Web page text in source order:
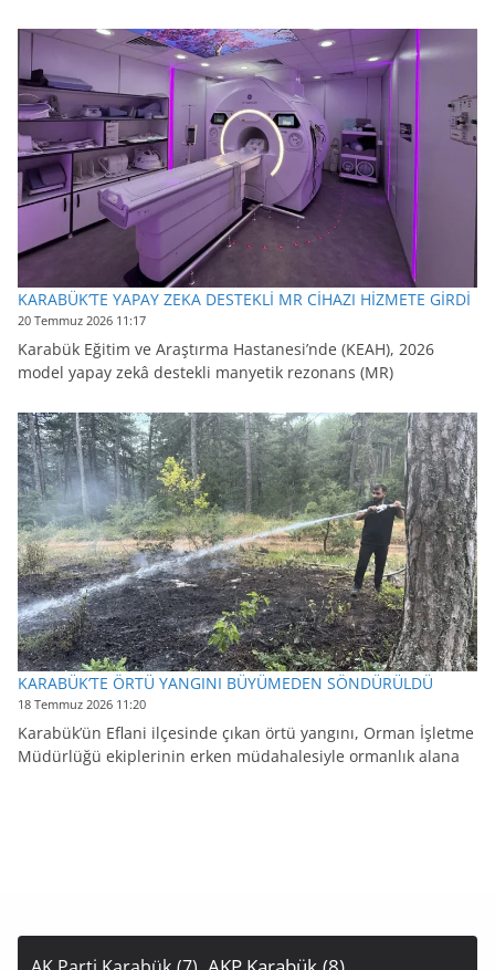
KARABÜK’TE YAPAY ZEKA DESTEKLİ MR CİHAZI HİZMETE GİRDİ
20 Temmuz 2026 11:17
Karabük Eğitim ve Araştırma Hastanesi’nde (KEAH), 2026
model yapay zekâ destekli manyetik rezonans (MR)
KARABÜK’TE ÖRTÜ YANGINI BÜYÜMEDEN SÖNDÜRÜLDÜ
18 Temmuz 2026 11:20
Karabük’ün Eflani ilçesinde çıkan örtü yangını, Orman İşletme
Müdürlüğü ekiplerinin erken müdahalesiyle ormanlık alana